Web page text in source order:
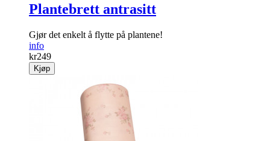
Plantebrett antrasitt
Gjør det enkelt å flytte på ­plantene!
info
kr249
Kjøp